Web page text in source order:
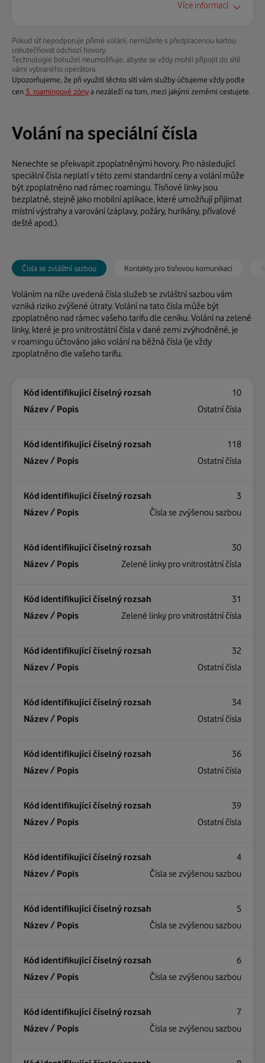
Více informací
Mezinárodní prefix:
+33
Zobrazení na displeji:
Frekvence:
Pokrytí:
Přesměrování hovoru:
Ne
Blokování hovoru:
Ne
Pokud síť nepodporuje přímé volání, nemůžete s předplacenou kartou
uskutečňovat odchozí hovory.
Technologie bohužel neumožňuje, abyste se vždy mohli připojit do sítě
vámi vybraného operátora.
Upozorňujeme, že při využití těchto sítí vám služby účtujeme vždy podle
cen3. roamingové zónya nezáleží na tom, mezi jakými zeměmi cestujete.
Volání na speciální čísla
Nenechte se překvapit zpoplatněnými hovory. Pro následující
speciální čísla neplatí v této zemi standardní ceny a volání může
být zpoplatněno nad rámec roamingu. Tísňové linky jsou
bezplatné, stejně jako mobilní aplikace, které umožňují přijímat
místní výstrahy a varování (záplavy, požáry, hurikány, přívalové
deště apod.).
Čísla se zvláštní sazbou Kontakty pro tísňovou komunikaci
Voláním na níže uvedená čísla služeb se zvláštní sazbou vám
vzniká riziko zvýšené útraty. Volání na tato čísla může být
zpoplatněno nad rámec vašeho tarifu dle ceníku. Volání na zelené
linky, které je pro vnitrostátní čísla v dané zemi zvýhodněné, je
v roamingu účtováno jako volání na běžná čísla (je vždy
zpoplatněno dle vašeho tarifu.
10
Ostatní čísla
118
Ostatní čísla
3
Čísla se zvýšenou sazbou
30
Zelené linky pro vnitrostátní čísla
31
Zelené linky pro vnitrostátní čísla
32
Ostatní čísla
34
Ostatní čísla
36
Ostatní čísla
39
Ostatní čísla
4
Čísla se zvýšenou sazbou
5
Čísla se zvýšenou sazbou
6
Čísla se zvýšenou sazbou
7
Čísla se zvýšenou sazbou
Tísňová volání
Urgence 114
Web
V této zemi nejsou dostupné žádné aplikace
veřejných výstrah.